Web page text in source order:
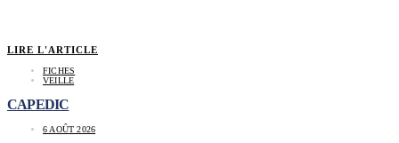
LIRE L'ARTICLE
FICHES
VEILLE
CAPEDIC
6 AOÛT 2026